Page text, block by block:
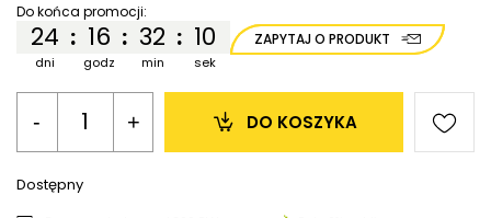
Do końca promocji:
:
dni
24 :
godz
16 :
min
32
sek
10 ZAPYTAJ O PRODUKT
- + DO KOSZYKA
Dostępny